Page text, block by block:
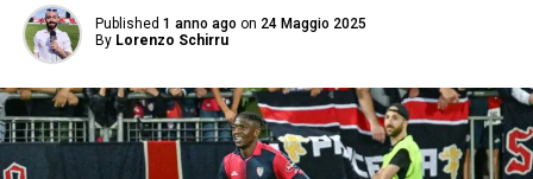
Published 1 anno ago on 24 Maggio 2025
By Lorenzo Schirru